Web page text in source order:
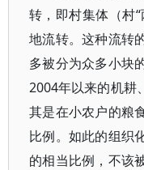
转，即村集体（村
地流转。这种流转
多被分为众多小块
2004年以来的机耕
其是在小农户的粮
比例。如此的组织
的相当比例，不该